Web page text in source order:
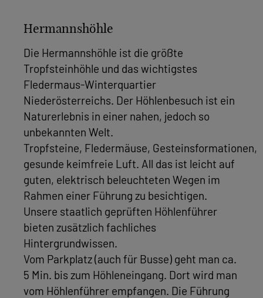
Hermannshöhle
Die Hermannshöhle ist die größte
Tropfsteinhöhle und das wichtigstes
Fledermaus-Winterquartier
Niederösterreichs. Der Höhlenbesuch ist ein
Naturerlebnis in einer nahen, jedoch so
unbekannten Welt.
Tropfsteine, Fledermäuse, Gesteinsformationen,
gesunde keimfreie Luft. All das ist leicht auf
guten, elektrisch beleuchteten Wegen im
Rahmen einer Führung zu besichtigen.
Unsere staatlich geprüften Höhlenführer
bieten zusätzlich fachliches
Hintergrundwissen.
Vom Parkplatz (auch für Busse) geht man ca.
5 Min. bis zum Höhleneingang. Dort wird man
vom Höhlenführer empfangen. Die Führung